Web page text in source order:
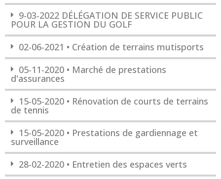
9-03-2022 DÉLÉGATION DE SERVICE PUBLIC
POUR LA GESTION DU GOLF
02-06-2021 • Création de terrains mutisports
05-11-2020 • Marché de prestations
d'assurances
15-05-2020 • Rénovation de courts de terrains
de tennis
15-05-2020 • Prestations de gardiennage et
surveillance
28-02-2020 • Entretien des espaces verts